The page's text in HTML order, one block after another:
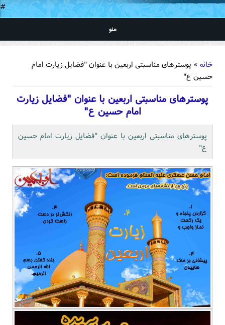
#
منو
خانه » پوسترهای مناسبتی اربعین با عنوان "فضایل زیارت امام
حسین ع"
پوسترهای مناسبتی اربعین با عنوان "فضایل زیارت
امام حسین ع"
پوسترهای مناسبتی اربعین با عنوان "فضایل زیارت امام حسین
ع"